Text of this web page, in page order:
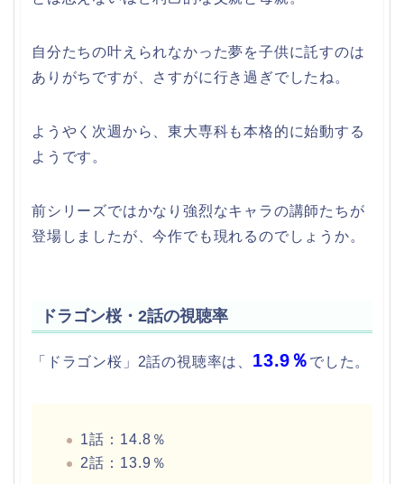
自分たちの叶えられなかった夢を子供に託すのは
ありがちですが、さすがに行き過ぎでしたね。
ようやく次週から、東大専科も本格的に始動する
ようです。
前シリーズではかなり強烈なキャラの講師たちが
登場しましたが、今作でも現れるのでしょうか。
ドラゴン桜・2話の視聴率
「ドラゴン桜」2話の視聴率は、 13.9％ でした。
1話：14.8％
2話：13.9％